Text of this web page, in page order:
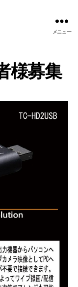
メニュー
様募集